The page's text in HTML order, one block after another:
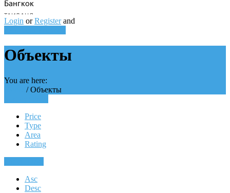
Login or Register and
Объекты
You are here:
/Объекты
Price
Type
Area
Rating
Asc
Desc